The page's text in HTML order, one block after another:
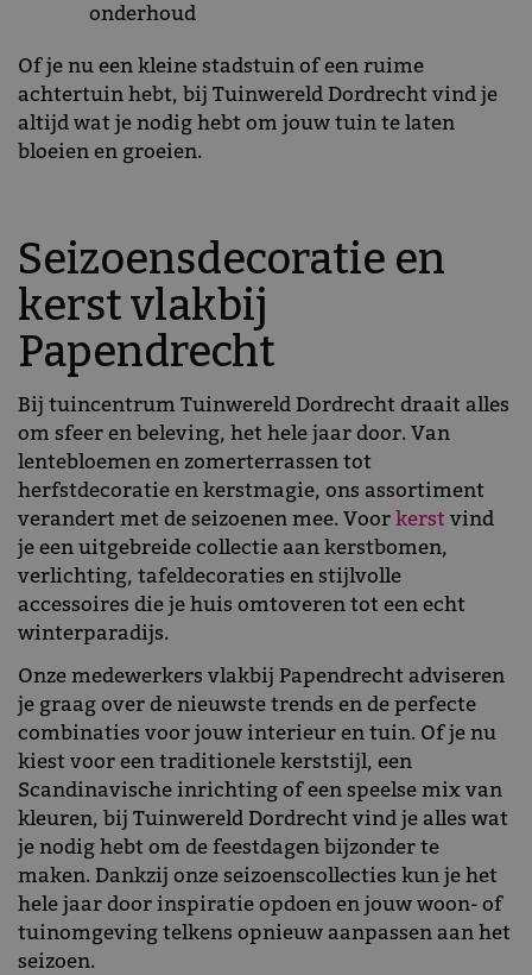
onderhoud
Of je nu een kleine stadstuin of een ruime
achtertuin hebt, bij Tuinwereld Dordrecht vind je
altijd wat je nodig hebt om jouw tuin te laten
bloeien en groeien.
Seizoensdecoratie en
kerst vlakbij
Papendrecht
Bij tuincentrum Tuinwereld Dordrecht draait alles
om sfeer en beleving, het hele jaar door. Van
lentebloemen en zomerterrassen tot
herfstdecoratie en kerstmagie, ons assortiment
verandert met de seizoenen mee. Voorkerstvind
je een uitgebreide collectie aan kerstbomen,
verlichting, tafeldecoraties en stijlvolle
accessoires die je huis omtoveren tot een echt
winterparadijs.
Onze medewerkers vlakbij Papendrecht adviseren
je graag over de nieuwste trends en de perfecte
combinaties voor jouw interieur en tuin. Of je nu
kiest voor een traditionele kerststijl, een
Scandinavische inrichting of een speelse mix van
kleuren, bij Tuinwereld Dordrecht vind je alles wat
je nodig hebt om de feestdagen bijzonder te
maken. Dankzij onze seizoenscollecties kun je het
hele jaar door inspiratie opdoen en jouw woon- of
tuinomgeving telkens opnieuw aanpassen aan het
seizoen.